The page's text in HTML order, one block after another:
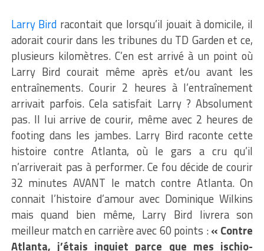
Larry Bird racontait que lorsqu’il jouait à domicile, il
adorait courir dans les tribunes du TD Garden et ce,
plusieurs kilomètres. C’en est arrivé à un point où
Larry Bird courait même après et/ou avant les
entraînements. Courir 2 heures à l’entraînement
arrivait parfois. Cela satisfait Larry ? Absolument
pas. Il lui arrive de courir, même avec 2 heures de
footing dans les jambes. Larry Bird raconte cette
histoire contre Atlanta, où le gars a cru qu’il
n’arriverait pas à performer. Ce fou décide de courir
32 minutes AVANT le match contre Atlanta. On
connait l’histoire d’amour avec Dominique Wilkins
mais quand bien même, Larry Bird livrera son
meilleur match en carrière avec 60 points :« Contre
Atlanta, j’étais inquiet parce que mes ischio-